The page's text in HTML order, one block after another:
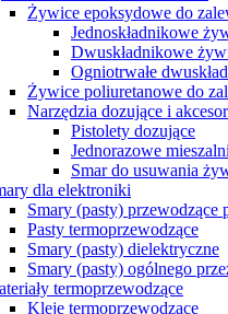
Żywice epoksydowe do
Jednoskładnikowe
Dwuskładnikowe
Ogniotrwałe
Żywice poliuretanowe do
Narzędzia dozujące i
Pistolety dozujące
Jednorazowe
Smar do usuwania
dla elektroniki
Smary (pasty) przewodzące
Pasty termoprzewodzące
Smary (pasty) dielektryczne
Smary (pasty) ogólnego
termoprzewodzące
Kleje termoprzewodzące